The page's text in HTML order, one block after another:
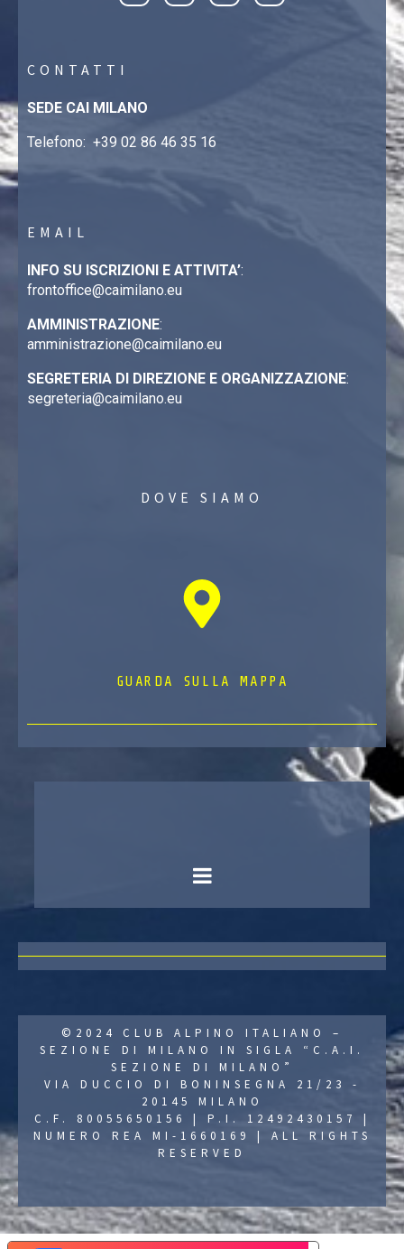
CONTATTI
SEDE CAI MILANO
Telefono: +39 02 86 46 35 16
EMAIL
INFO SU ISCRIZIONI E ATTIVITA’:
frontoffice@caimilano.eu
AMMINISTRAZIONE:
amministrazione@caimilano.eu
SEGRETERIA DI DIREZIONE E ORGANIZZAZIONE:
segreteria@caimilano.eu
DOVE SIAMO
GUARDA SULLA MAPPA
©2024 CLUB ALPINO ITALIANO –
SEZIONE DI MILANO IN SIGLA “C.A.I.
SEZIONE DI MILANO”
VIA DUCCIO DI BONINSEGNA 21/23 -
20145 MILANO
C.F. 80055650156 | P.I. 12492430157 |
NUMERO REA MI-1660169 | ALL RIGHTS
RESERVED